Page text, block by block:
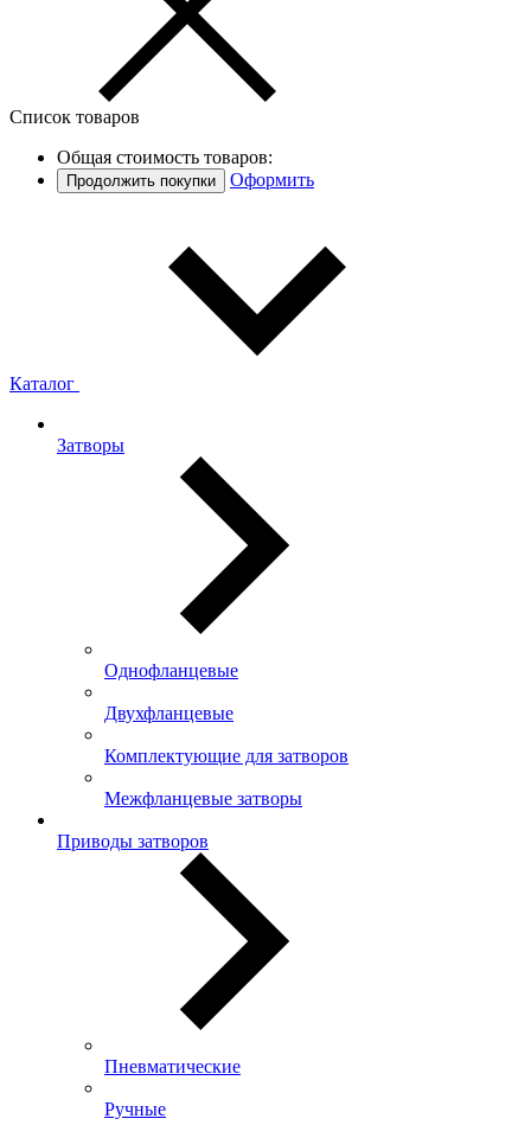
Список товаров
Общая стоимость товаров:
Продолжить покупки Оформить
Каталог
Затворы
Однофланцевые
Двухфланцевые
Комплектующие для затворов
Межфланцевые затворы
Приводы затворов
Пневматические
Ручные